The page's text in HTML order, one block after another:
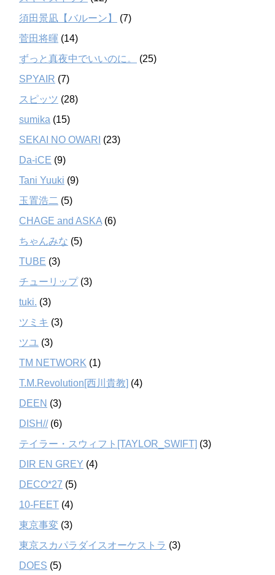
須田景凪【バルーン】
(7)
菅田将暉 (14)
ずっと真夜中でいいのに。
(25)
SPYAIR (7)
スピッツ (28)
sumika (15)
SEKAI NO OWARI (23)
Da-iCE (9)
Tani Yuuki (9)
玉置浩二 (5)
CHAGE and ASKA (6)
ちゃんみな (5)
TUBE (3)
チューリップ(3)
tuki. (3)
ツミキ (3)
ツユ (3)
TM NETWORK (1)
T.M.Revolution[西川貴教] (4)
DEEN (3)
DISH//(6)
テイラー・スウィフト[TAYLOR_SWIFT] (3)
DIR EN GREY (4)
DECO*27 (5)
10-FEET (4)
東京事変 (3)
東京スカパラダイスオーケストラ (3)
DOES (5)